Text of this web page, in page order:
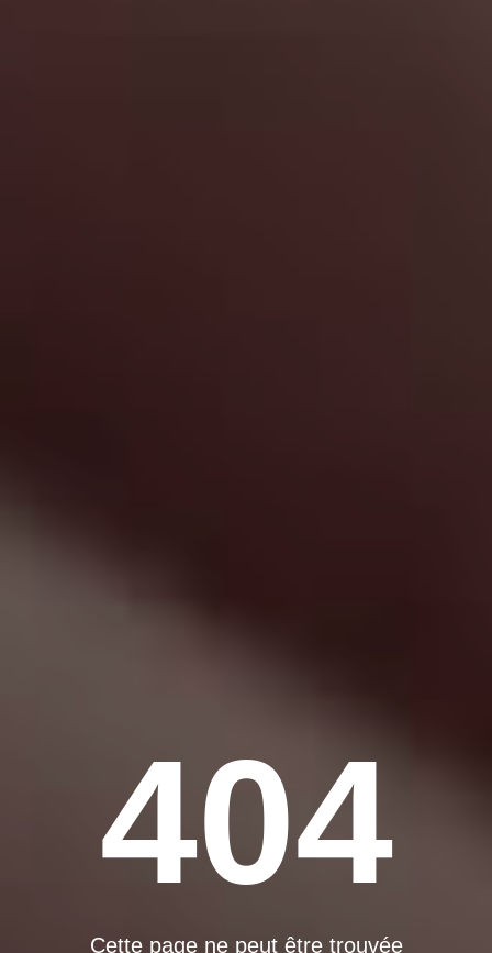
404
Cette page ne peut être trouvée